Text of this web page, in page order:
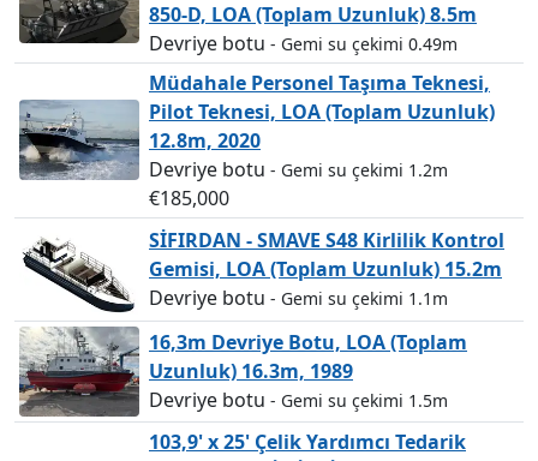
850-D, LOA (Toplam Uzunluk) 8.5m
Devriye botu - Gemi su çekimi 0.49m
Müdahale Personel Taşıma Teknesi,
Pilot Teknesi, LOA (Toplam Uzunluk)
12.8m, 2020
Devriye botu - Gemi su çekimi 1.2m
€185,000
SİFIRDAN - SMAVE S48 Kirlilik Kontrol
Gemisi, LOA (Toplam Uzunluk) 15.2m
Devriye botu - Gemi su çekimi 1.1m
16,3m Devriye Botu, LOA (Toplam
Uzunluk) 16.3m, 1989
Devriye botu - Gemi su çekimi 1.5m
103,9' x 25' Çelik Yardımcı Tedarik